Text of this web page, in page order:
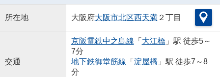
所在地 大阪府大阪市北区西天満２丁目
交通
京阪電鉄中之島線 「 大江橋 」駅 徒歩5～
7分
地下鉄御堂筋線 「 淀屋橋 」駅 徒歩7～8
分